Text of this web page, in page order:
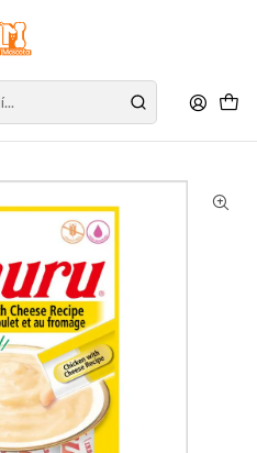
independiente de la tienda física.
productos y espere nuestra
Gatos
Cremosos
con Queso 56 g